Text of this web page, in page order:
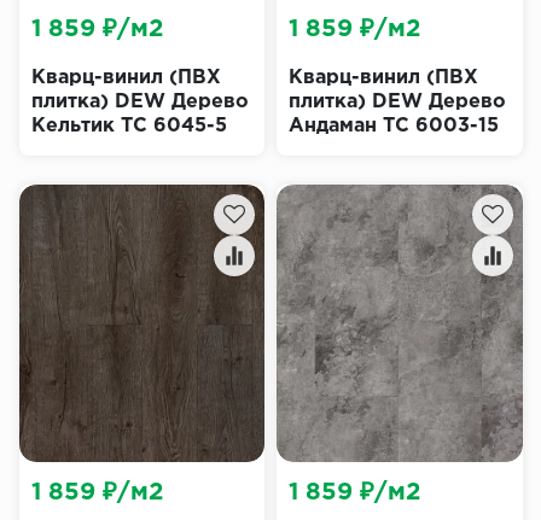
Кварц-винил (ПВХ
плитка) DEW Дерево
Кельтик ТС 6045-5
1 859 ₽/м2
Кварц-винил (ПВХ
плитка) DEW Дерево
Андаман ТС 6003-15
1 859 ₽/м2
1 859 ₽/м2 1 859 ₽/м2